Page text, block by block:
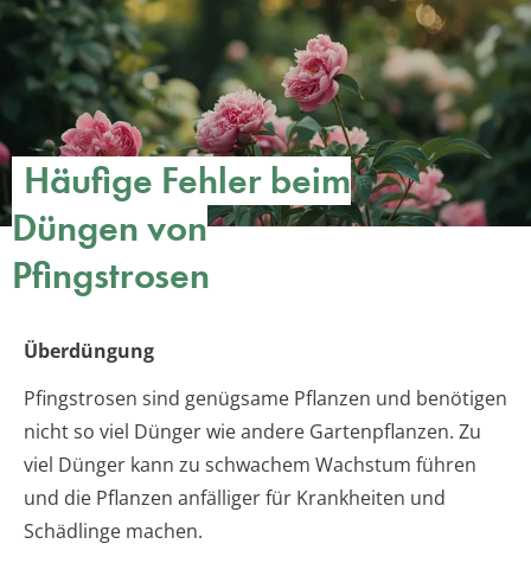
Häufige Fehler beim
Düngen von
Pfingstrosen
Überdüngung
Pfingstrosen sind genügsame Pflanzen und benötigen
nicht so viel Dünger wie andere Gartenpflanzen. Zu
viel Dünger kann zu schwachem Wachstum führen
und die Pflanzen anfälliger für Krankheiten und
Schädlinge machen.